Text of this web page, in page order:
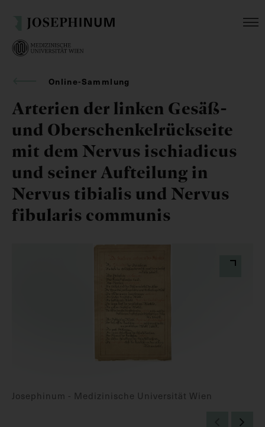
Online-Sammlung
Arterien der linken Gesäß-
und Oberschenkelrückseite
mit dem Nervus ischiadicus
und seiner Aufteilung in
Nervus tibialis und Nervus
fibularis communis
Josephinum - Medizinische Universität Wien